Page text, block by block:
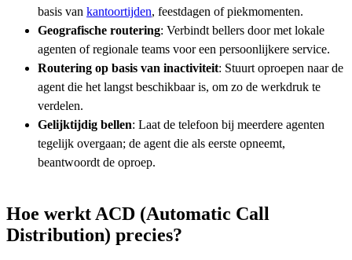
basis van kantoortijden, feestdagen of piekmomenten.
Geografische routering: Verbindt bellers door met lokale
agenten of regionale teams voor een persoonlijkere service.
Routering op basis van inactiviteit: Stuurt oproepen naar de
agent die het langst beschikbaar is, om zo de werkdruk te
verdelen.
Gelijktijdig bellen: Laat de telefoon bij meerdere agenten
tegelijk overgaan; de agent die als eerste opneemt,
beantwoordt de oproep.
Hoe werkt ACD (Automatic Call
Distribution) precies?